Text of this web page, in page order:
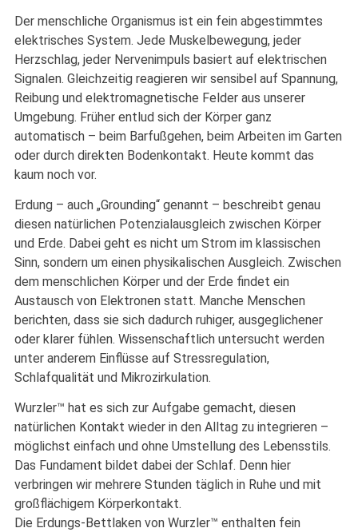
Der menschliche Organismus ist ein fein abgestimmtes
elektrisches System. Jede Muskelbewegung, jeder
Herzschlag, jeder Nervenimpuls basiert auf elektrischen
Signalen. Gleichzeitig reagieren wir sensibel auf Spannung,
Reibung und elektromagnetische Felder aus unserer
Umgebung. Früher entlud sich der Körper ganz
automatisch – beim Barfußgehen, beim Arbeiten im Garten
oder durch direkten Bodenkontakt. Heute kommt das
kaum noch vor.
Erdung – auch „Grounding“ genannt – beschreibt genau
diesen natürlichen Potenzialausgleich zwischen Körper
und Erde. Dabei geht es nicht um Strom im klassischen
Sinn, sondern um einen physikalischen Ausgleich. Zwischen
dem menschlichen Körper und der Erde findet ein
Austausch von Elektronen statt. Manche Menschen
berichten, dass sie sich dadurch ruhiger, ausgeglichener
oder klarer fühlen. Wissenschaftlich untersucht werden
unter anderem Einflüsse auf Stressregulation,
Schlafqualität und Mikrozirkulation.
Wurzler™ hat es sich zur Aufgabe gemacht, diesen
natürlichen Kontakt wieder in den Alltag zu integrieren –
möglichst einfach und ohne Umstellung des Lebensstils.
Das Fundament bildet dabei der Schlaf. Denn hier
verbringen wir mehrere Stunden täglich in Ruhe und mit
großflächigem Körperkontakt.
Die Erdungs-Bettlaken von Wurzler™ enthalten fein